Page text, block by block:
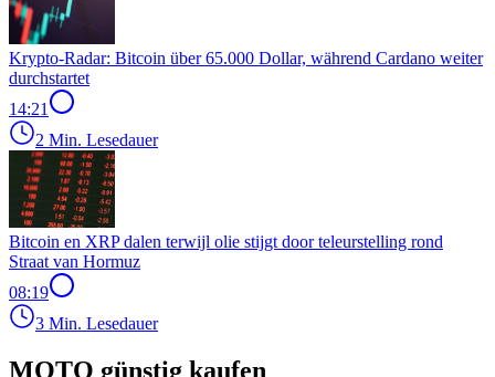
Krypto-Radar: Bitcoin über 65.000 Dollar, während Cardano weiter
durchstartet
14:21
2 Min. Lesedauer
Bitcoin en XRP dalen terwijl olie stijgt door teleurstelling rond
Straat van Hormuz
08:19
3 Min. Lesedauer
MOTO günstig kaufen